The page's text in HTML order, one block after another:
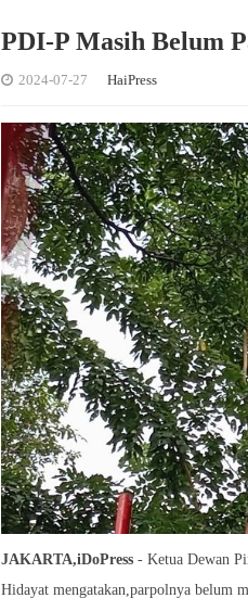
PDI-P Masih Belum
2024-07-27 HaiPress
JAKARTA,iDoPress - Ketua Dewan
Hidayat mengatakan,parpolnya belum